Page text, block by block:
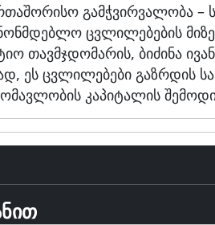
გამჭვირვალობა –
ცვლილებების
თავმჯდომარის, ბიძინა
ეს ცვლილებები გაზრდის
კაპიტალის